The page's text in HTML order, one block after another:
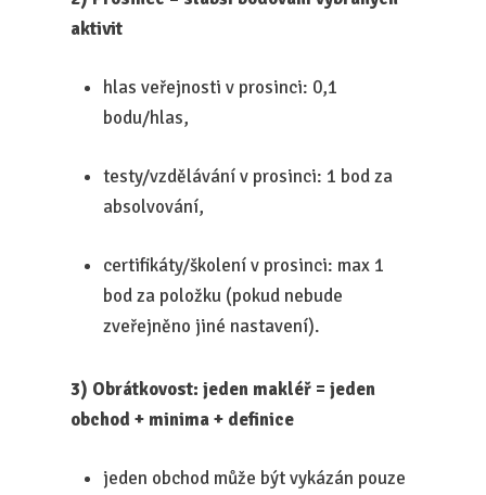
aktivit
hlas veřejnosti v prosinci: 0,1
bodu/hlas,
testy/vzdělávání v prosinci: 1 bod za
absolvování,
certifikáty/školení v prosinci: max 1
bod za položku (pokud nebude
zveřejněno jiné nastavení).
3) Obrátkovost: jeden makléř = jeden
obchod + minima + definice
jeden obchod může být vykázán pouze